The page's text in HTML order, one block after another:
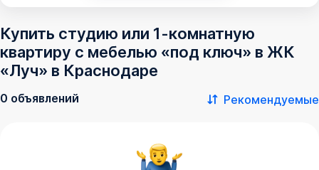
Купить студию или 1-комнатную
квартиру с мебелью «под ключ» в ЖК
«Луч» в Краснодаре
0 объявлений Рекомендуемые